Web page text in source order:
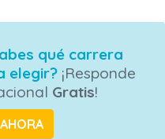
qué carrera
elegir?¡Responde
Gratis!